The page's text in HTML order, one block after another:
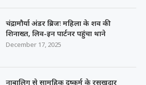
चंद्रामौर्या अंडर ब्रिजः महिला के शव की
शिनाख्त, लिव-इन पार्टनर पहुंचा थाने
December 17, 2025
नाबालिग से सामूहिक दुष्कर्म के रसूखदार